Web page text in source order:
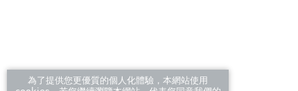
為了提供您更優質的個人化體驗，本網站使用